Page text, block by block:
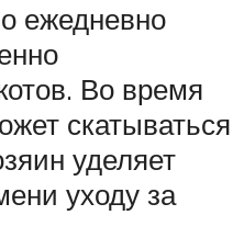
ежедневно
Во время
скатываться
уделяет
уходу за